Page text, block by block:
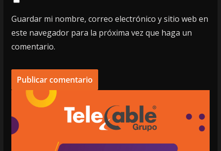
Guardar mi nombre, correo electrónico y sitio web en
este navegador para la próxima vez que haga un
comentario.